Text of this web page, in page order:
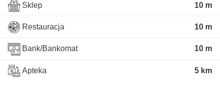
Sklep 10 m
Restauracja 10 m
Bank/Bankomat 10 m
Apteka 5 km